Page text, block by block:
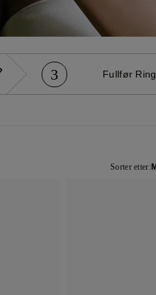
3 Fullfør Ring.
Sorter etter: